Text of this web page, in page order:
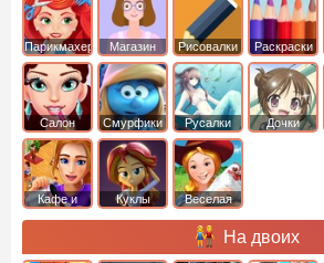
Парикмахер Магазин Рисовалки Раскраски
Салон Смурфики Русалки Дочки
Кафе и
Куклы
Веселая
На двоих